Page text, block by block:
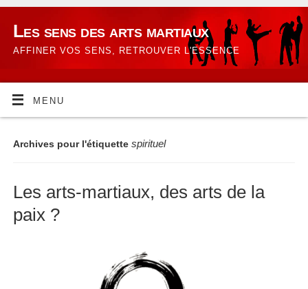
Les sens des arts martiaux
AFFINER VOS SENS, RETROUVER L'ESSENCE
MENU
Archives pour l'étiquette spirituel
Les arts-martiaux, des arts de la
paix ?